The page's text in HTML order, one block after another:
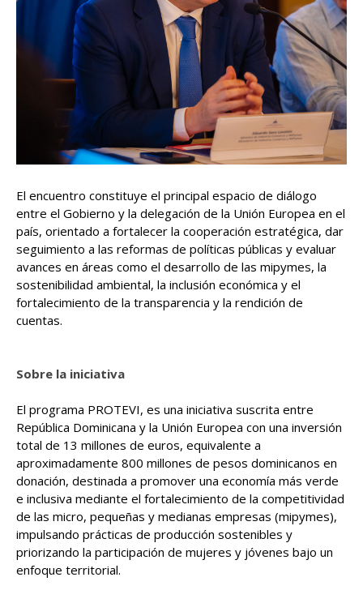
El encuentro constituye el principal espacio de diálogo
entre el Gobierno y la delegación de la Unión Europea en el
país, orientado a fortalecer la cooperación estratégica, dar
seguimiento a las reformas de políticas públicas y evaluar
avances en áreas como el desarrollo de las mipymes, la
sostenibilidad ambiental, la inclusión económica y el
fortalecimiento de la transparencia y la rendición de
cuentas.
Sobre la iniciativa
El programa PROTEVI, es una iniciativa suscrita entre
República Dominicana y la Unión Europea con una inversión
total de 13 millones de euros, equivalente a
aproximadamente 800 millones de pesos dominicanos en
donación, destinada a promover una economía más verde
e inclusiva mediante el fortalecimiento de la competitividad
de las micro, pequeñas y medianas empresas (mipymes),
impulsando prácticas de producción sostenibles y
priorizando la participación de mujeres y jóvenes bajo un
enfoque territorial.